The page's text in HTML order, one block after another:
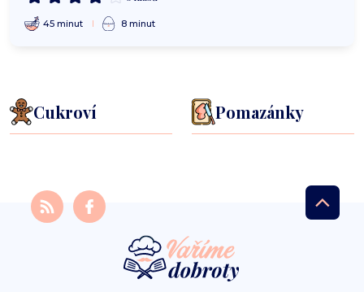
45 minut 8 minut
Cukroví Pomazánky